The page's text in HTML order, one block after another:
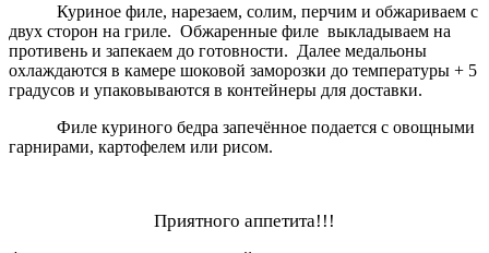
Куриное филе, нарезаем, солим, перчим и обжариваем с
двух сторон на гриле. Обжаренные филе выкладываем на
противень и запекаем до готовности. Далее медальоны
охлаждаются в камере шоковой заморозки до температуры + 5
градусов и упаковываются в контейнеры для доставки.
Филе куриного бедра запечённое подается с овощными
гарнирами, картофелем или рисом.
Приятного аппетита!!!